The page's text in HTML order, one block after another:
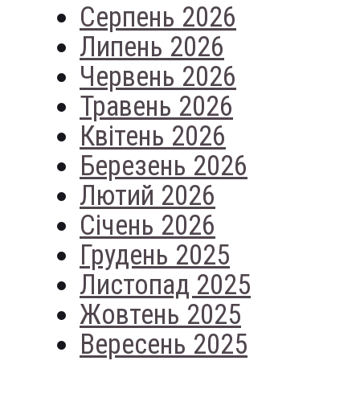
Серпень 2026
Липень 2026
Червень 2026
Травень 2026
Квітень 2026
Березень 2026
Лютий 2026
Січень 2026
Грудень 2025
Листопад 2025
Жовтень 2025
Вересень 2025